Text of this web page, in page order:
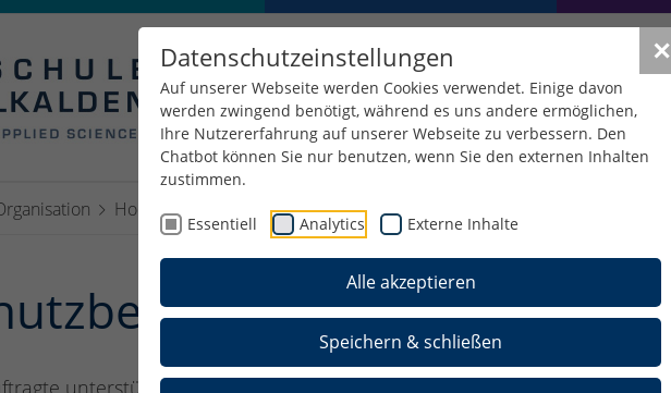
✕
Datenschutzeinstellungen
Auf unserer Webseite werden Cookies verwendet. Einige davon
werden zwingend benötigt, während es uns andere ermöglichen,
Ihre Nutzererfahrung auf unserer Webseite zu verbessern. Den
Chatbot können Sie nur benutzen, wenn Sie den externen Inhalten
zustimmen.
Essentiell Analytics Externe Inhalte
Alle akzeptieren
Speichern & schließen
Hochschulbeauftragte Datenschutzbeauftragter
unterstützt und berät die Hochschule Schmalkalden (HSM)